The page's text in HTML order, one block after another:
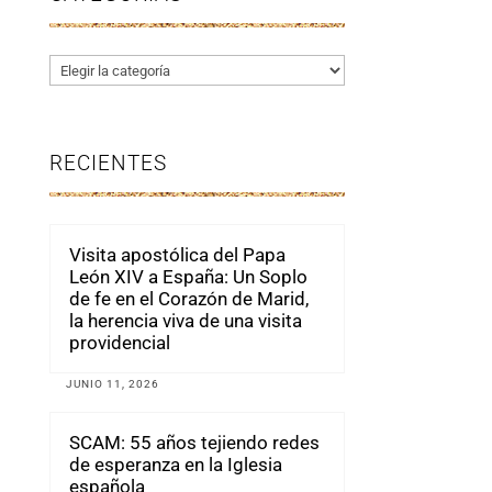
Categorías
RECIENTES
Visita apostólica del Papa
León XIV a España: Un Soplo
de fe en el Corazón de Marid,
la herencia viva de una visita
providencial
JUNIO 11, 2026
SCAM: 55 años tejiendo redes
de esperanza en la Iglesia
española